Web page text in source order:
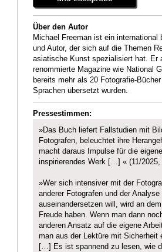
Über den Autor
Michael Freeman ist ein international
und Autor, der sich auf die Themen
asiatische Kunst spezialisiert hat. Er
renommierte Magazine wie National
bereits mehr als 20 Fotografie-
Sprachen übersetzt wurden.
Pressestimmen:
»Das Buch liefert Fallstudien mit
Fotografen, beleuchtet ihre
macht daraus Impulse für die
inspirierendes Werk […] « (11/
»Wer sich intensiver mit der
anderer Fotografen und der
auseinandersetzen will, wird an
Freude haben. Wenn man dann
anderen Ansatz auf die eigene
man aus der Lektüre mit Sicherheit
[…] Es ist spannend zu lesen, wie